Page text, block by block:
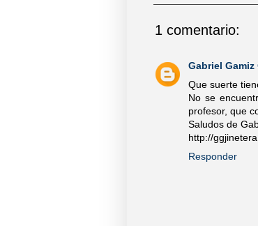
1 comentario:
Gabriel Gamiz
Que suerte
No se
profesor, que
Saludos de
http://
Responder